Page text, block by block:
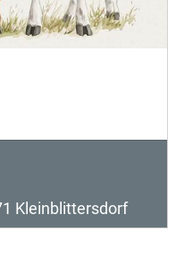
Kleinblittersdorf